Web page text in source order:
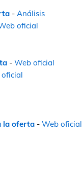
- Análisis
oficial
- Web oficial
la oferta - Web oficial